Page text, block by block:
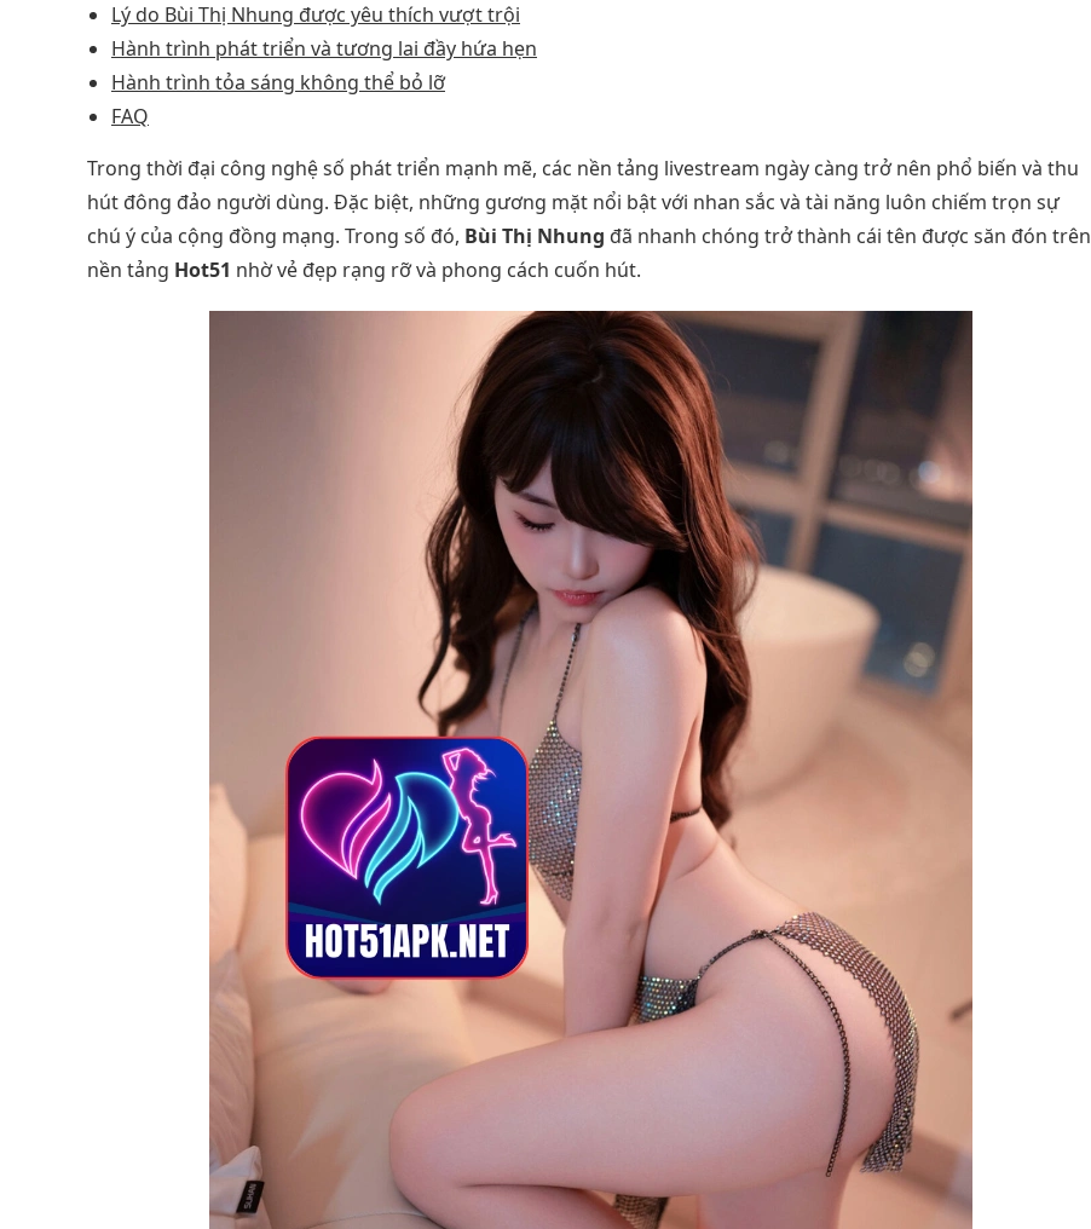
Lý do Bùi Thị Nhung được yêu thích vượt trội
Hành trình phát triển và tương lai đầy hứa hẹn
Hành trình tỏa sáng không thể bỏ lỡ
FAQ
Trong thời đại công nghệ số phát triển mạnh mẽ, các nền tảng livestream ngày càng trở nên phổ biến và thu
hút đông đảo người dùng. Đặc biệt, những gương mặt nổi bật với nhan sắc và tài năng luôn chiếm trọn sự
chú ý của cộng đồng mạng. Trong số đó, Bùi Thị Nhung đã nhanh chóng trở thành cái tên được săn đón trên
nền tảng Hot51 nhờ vẻ đẹp rạng rỡ và phong cách cuốn hút.